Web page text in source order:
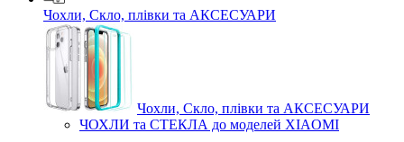
Чохли, Скло, плівки та АКСЕСУАРИ
Чохли, Скло, плівки та АКСЕСУАРИ
ЧОХЛИ та СТЕКЛА до моделей XIAOMI